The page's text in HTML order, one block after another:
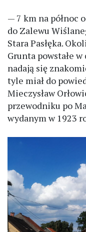
— 7 km na północ
do Zalewu
Stara Pasłęka.
Grunta powstałe
nadają się
tyle miał do
Mieczysław
przewodniku po
wydanym w 1923